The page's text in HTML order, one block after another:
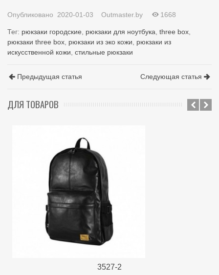
Опубликовано 2020-01-03 Outmaster.by 1668
Тег: рюкзаки городские, рюкзаки для ноутбука, three box,
рюкзаки three box, рюкзаки из эко кожи, рюкзаки из
искусственной кожи, стильные рюкзаки
Предыдущая статья Следующая статья
ДЛЯ ТОВАРОВ
3527-2